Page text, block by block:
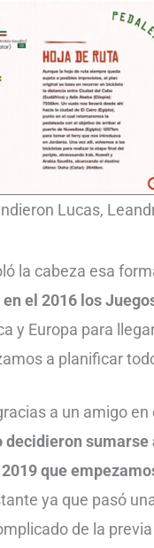
Lucas,
la cabeza esa
el 2016 los
y Europa para
a planificar
a un amigo
decidieron
2019 que
ya que pasó
de la